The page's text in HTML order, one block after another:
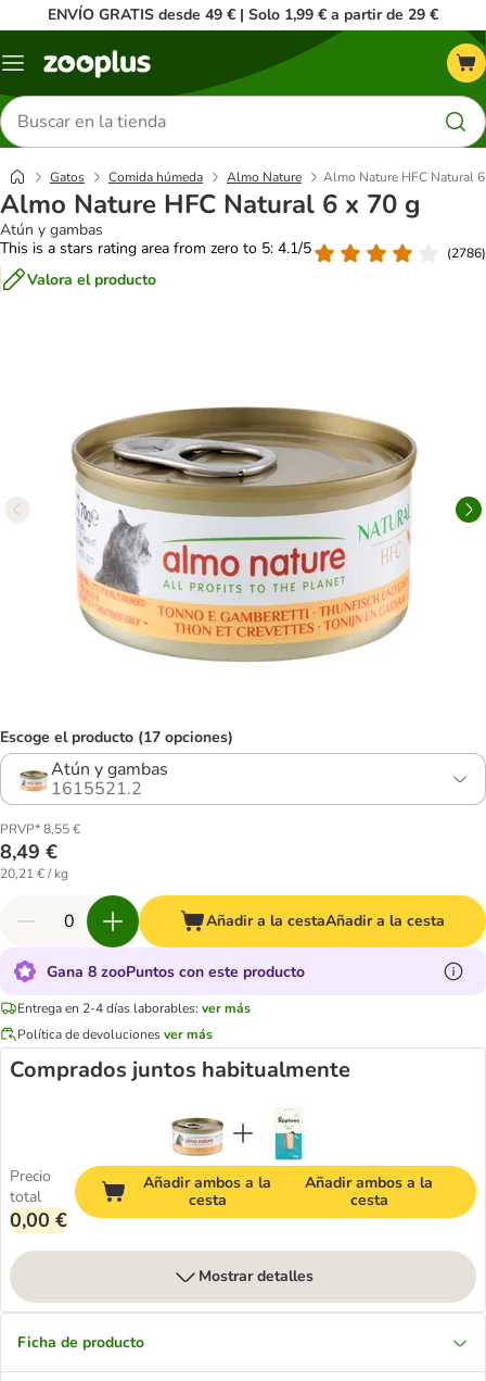
ENVÍO GRATIS desde 49 € | Solo 1,99 € a partir de 29 €
Menú
Buscar
productos
Gatos Comida húmeda Almo Nature Almo Nature HFC Natural
Almo Nature HFC Natural 6 x 70 g
Atún y gambas
This is a stars rating area from zero to 5: 4.1/5
(2786)
Valora el producto
Escoge el producto (17 opciones)
Atún y gambas
1615521.2
PRVP* 8,55 €
8,49 €
20,21 € / kg
Añadir a la cestaAñadir a la cesta
Gana 8 zooPuntos con este producto
Entrega en 2-4 días laborables: ver más
Política de devolucionesver más
Comprados juntos habitualmente
Precio
total
0,00 €
Añadir ambos a la
cesta
Añadir ambos a la
cesta
Mostrar detalles
Ficha de producto